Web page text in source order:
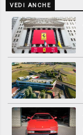
VEDI ANCHE